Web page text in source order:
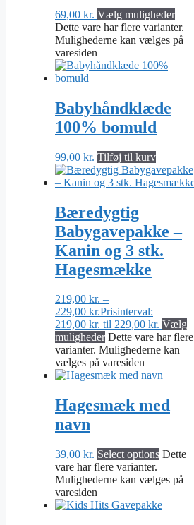
69,00 kr. Vælg muligheder
Dette vare har flere varianter.
Mulighederne kan vælges på
varesiden
Babyhåndklæde
100% bomuld
99,00 kr. Tilføj til kurv
Bæredygtig
Babygavepakke –
Kanin og 3 stk.
Hagesmække
219,00 kr. –
229,00 kr.Prisinterval:
219,00 kr. til 229,00 kr. Vælg
muligheder Dette vare har flere
varianter. Mulighederne kan
vælges på varesiden
Hagesmæk med
navn
39,00 kr. Select options Dette
vare har flere varianter.
Mulighederne kan vælges på
varesiden